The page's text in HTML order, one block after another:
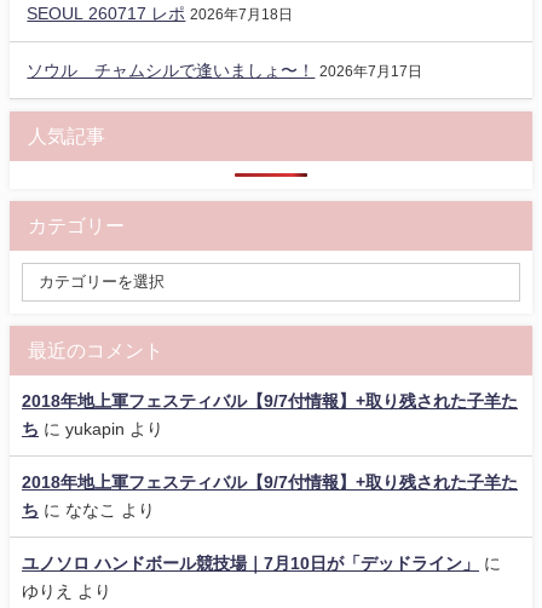
SEOUL 260717 レポ 2026年7月18日
ソウル チャムシルで逢いましょ〜！ 2026年7月17日
人気記事
カテゴリー
最近のコメント
2018年地上軍フェスティバル【9/7付情報】+取り残された子羊た
ち に yukapin より
2018年地上軍フェスティバル【9/7付情報】+取り残された子羊た
ち に ななこ より
ユノソロ ハンドボール競技場｜7月10日が「デッドライン」
に
ゆりえ
より